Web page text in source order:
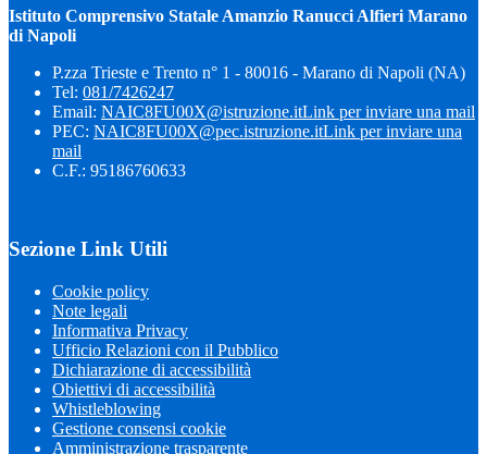
Istituto Comprensivo Statale Amanzio Ranucci Alfieri Marano
di Napoli
P.zza Trieste e Trento n° 1 - 80016 - Marano di Napoli (NA)
Tel: 081/7426247
Email: NAIC8FU00X@istruzione.itLink per inviare una mail
PEC: NAIC8FU00X@pec.istruzione.itLink per inviare una
mail
C.F.: 95186760633
Sezione Link Utili
Cookie policy
Note legali
Informativa Privacy
Ufficio Relazioni con il Pubblico
Dichiarazione di accessibilità
Obiettivi di accessibilità
Whistleblowing
Gestione consensi cookie
Amministrazione trasparente